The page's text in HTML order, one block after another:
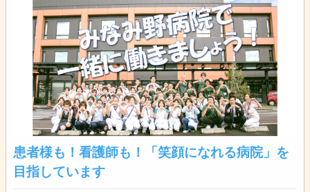
患者様も！看護師も！「笑顔になれる病院」を
目指しています